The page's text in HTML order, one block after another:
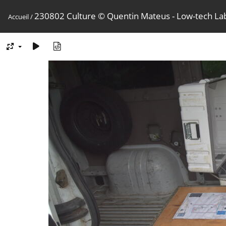
Accueil/230802 Culture © Quentin Mateus - Low-tech